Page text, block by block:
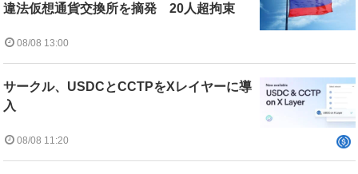
違法仮想通貨交換所を摘発 20人超拘束
08/08 13:00
サークル、USDCとCCTPをXレイヤーに導
入
08/08 11:20